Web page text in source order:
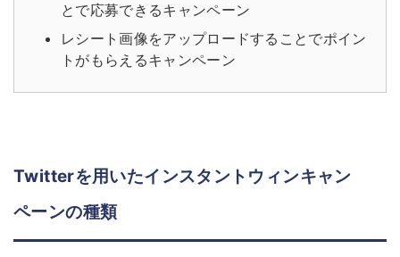
とで応募できるキャンペーン
レシート画像をアップロードすることでポイン
トがもらえるキャンペーン
Twitterを用いたインスタントウィンキャン
ペーンの種類